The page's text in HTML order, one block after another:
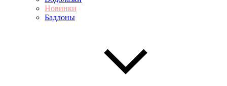
Новинки
Бадлоны